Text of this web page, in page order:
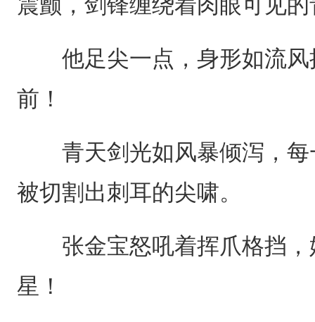
他足尖一点，身形如流风
前！
青天剑光如风暴倾泻，每
被切割出刺耳的尖啸。
张金宝怒吼着挥爪格挡，
星！